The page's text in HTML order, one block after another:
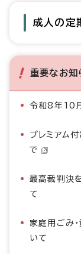
成人の定
重要なお知
令和8年10
プレミアム
で
最高裁判決
て
家庭用ごみ
いて